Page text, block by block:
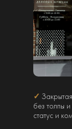
✓
без толпы
статус и